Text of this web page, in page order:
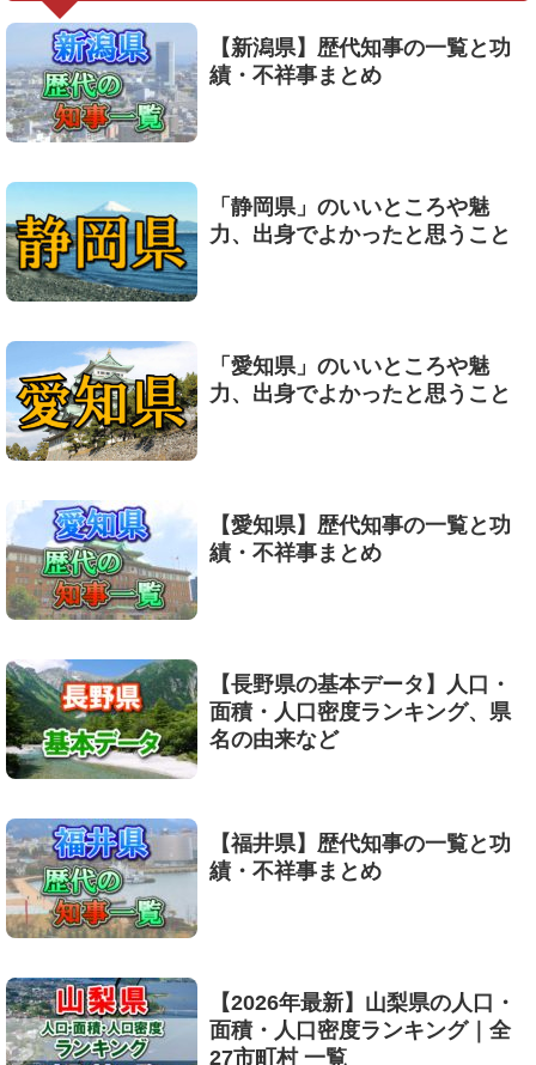
【新潟県】歴代知事の一覧と功
績・不祥事まとめ
「静岡県」のいいところや魅
力、出身でよかったと思うこと
「愛知県」のいいところや魅
力、出身でよかったと思うこと
【愛知県】歴代知事の一覧と功
績・不祥事まとめ
【長野県の基本データ】人口・
面積・人口密度ランキング、県
名の由来など
【福井県】歴代知事の一覧と功
績・不祥事まとめ
【2026年最新】山梨県の人口・
面積・人口密度ランキング｜全
27市町村 一覧